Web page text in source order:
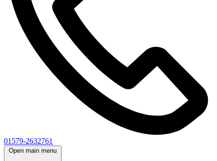
01579-2632761
Open main menu